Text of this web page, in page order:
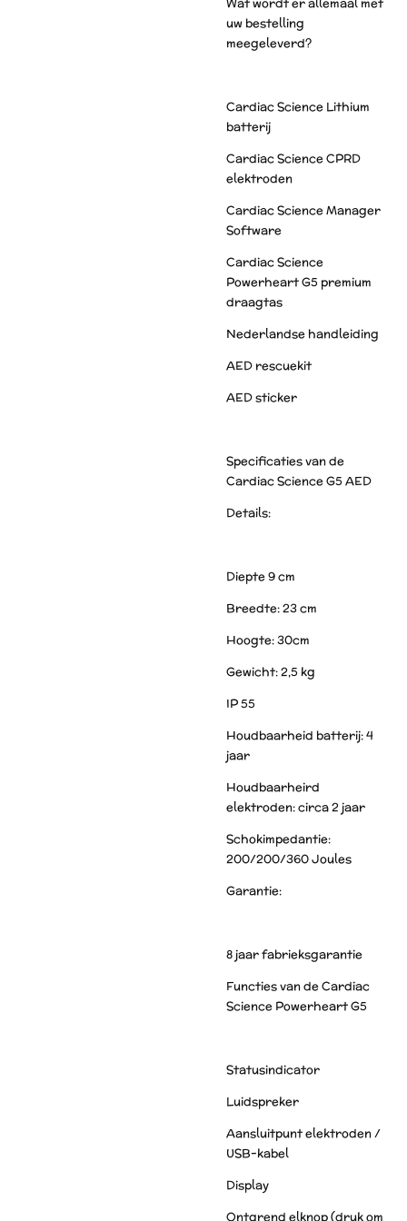
uw bestelling
meegeleverd?
Cardiac Science Lithium
batterij
Cardiac Science CPRD
elektroden
Cardiac Science Manager
Software
Cardiac Science
Powerheart G5 premium
draagtas
Nederlandse handleiding
AED rescuekit
AED sticker
Specificaties van de
Cardiac Science G5 AED
Details:
Diepte 9 cm
Breedte: 23 cm
Hoogte: 30cm
Gewicht: 2,5 kg
IP 55
Houdbaarheid batterij: 4
jaar
Houdbaarheird
elektroden: circa 2 jaar
Schokimpedantie:
200/200/360 Joules
Garantie:
8 jaar fabrieksgarantie
Functies van de Cardiac
Science Powerheart G5
Statusindicator
Luidspreker
Aansluitpunt elektroden /
USB-kabel
Display
Ontgrend elknop (druk om